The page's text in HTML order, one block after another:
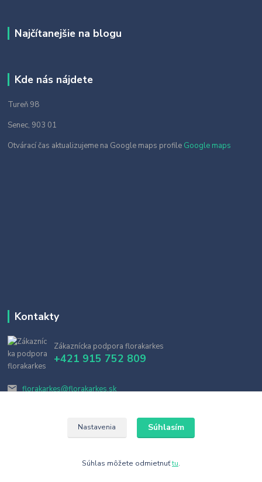
Najčítanejšie na blogu
Kde nás nájdete
Tureň 98
Senec, 903 01
Otvárací čas aktualizujeme na Google maps profile Google maps
Kontakty
Zákaznícka podpora florakarkes
+421 915 752 809
florakarkes@florakarkes.sk
Nastavenia Súhlasím
Súhlas môžete odmietnuťtu.